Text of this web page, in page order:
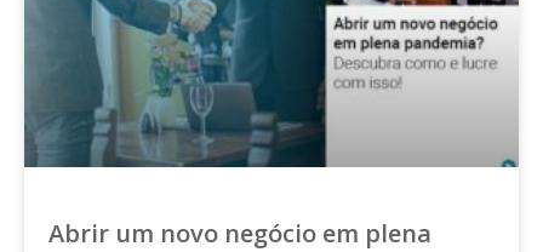
Abrir um novo negócio em plena